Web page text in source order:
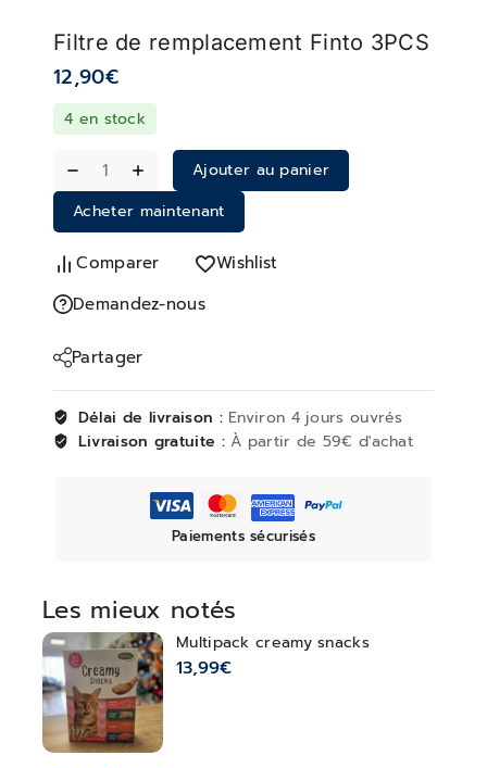
Les mieux notés
Multipack creamy snacks
13,99€
Filtre de remplacement Finto 3PCS
12,90€
4 en stock
Ajouter au panier
Acheter maintenant
Comparer
Wishlist
Demandez-nous
Partager
Délai de livraison : Environ 4 jours ouvrés
Livraison gratuite :À partir de 59€ d'achat
Paiements sécurisés